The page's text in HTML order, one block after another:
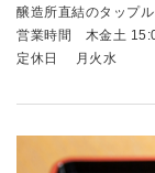
醸造所直結のタップ
営業時間 木金土
定休日 月火水